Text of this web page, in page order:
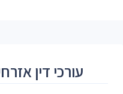
עורכי דין